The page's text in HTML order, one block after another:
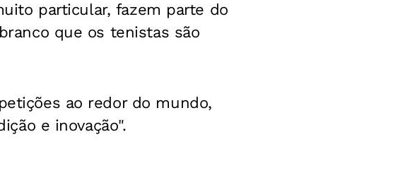
particular, fazem parte do
que os tenistas são
ao redor do mundo,
e inovação".